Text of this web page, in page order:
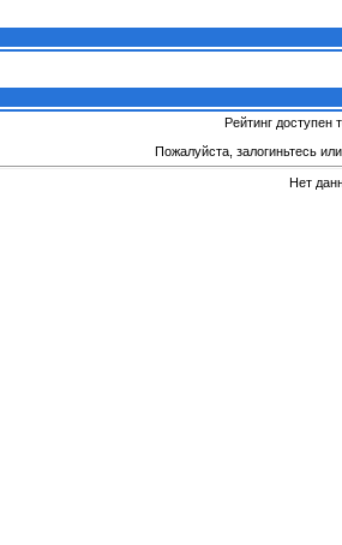
Рейтинг доступен
Пожалуйста, залогиньтесь
Нет